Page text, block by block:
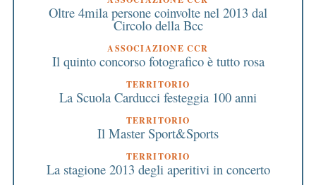
Oltre 4mila persone coinvolte nel 2013 dal
Circolo della Bcc
ASSOCIAZIONE CCR
Il quinto concorso fotografico è tutto rosa
TERRITORIO
La Scuola Carducci festeggia 100 anni
TERRITORIO
Il Master Sport&Sports
TERRITORIO
La stagione 2013 degli aperitivi in concerto